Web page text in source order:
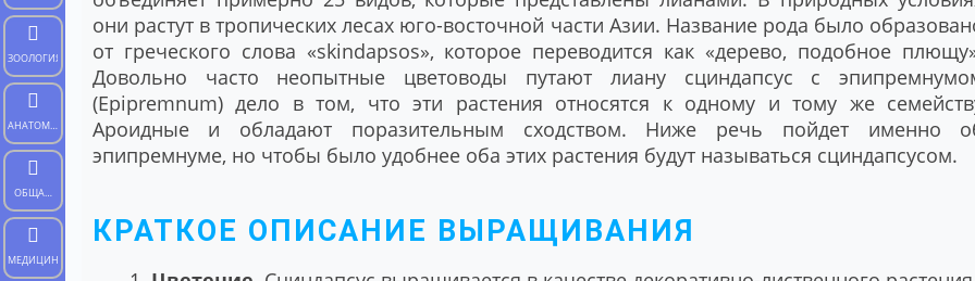
ЗООЛОГИЯ
АНАТОМИЯ
ЧЕЛОВЕКА
ОБЩАЯ
БИОЛОГИЯ
МЕДИЦИНА
они растут в тропических лесах юго-восточной части Азии. Название рода было
от греческого слова «skindapsos», которое переводится как «дерево, подобное
Довольно часто неопытные цветоводы путают лиану сциндапсус с
(Epipremnum) дело в том, что эти растения относятся к одному и тому же
Ароидные и обладают поразительным сходством. Ниже речь пойдет именно
эпипремнуме, но чтобы было удобнее оба этих растения будут называться сциндапсусом.
КРАТКОЕ ОПИСАНИЕ ВЫРАЩИВАНИЯ